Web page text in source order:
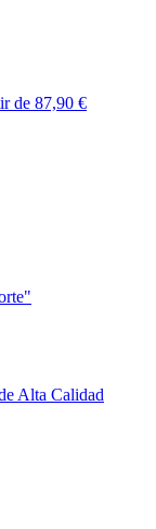
de 87,90 €
Alta Calidad